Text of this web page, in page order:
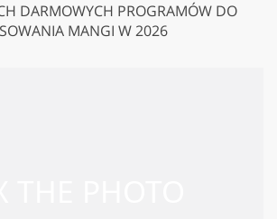
DARMOWYCH PROGRAMÓW DO
MANGI W 2026